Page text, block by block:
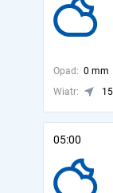
Opad: 0 mm
Wiatr:
05:00